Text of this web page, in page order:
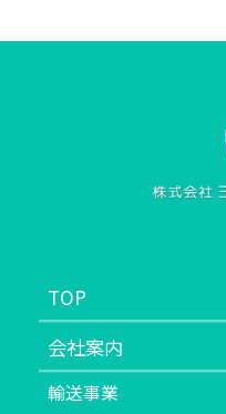
TOP
会社案内
輸送事業